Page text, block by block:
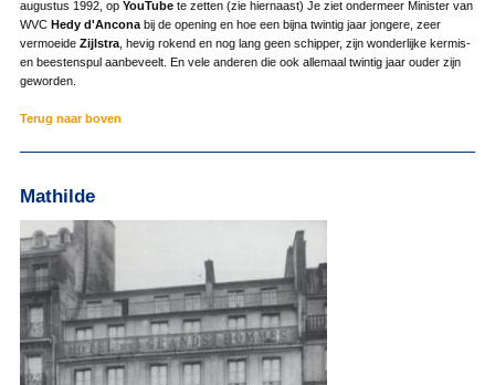
augustus 1992, op YouTubete zetten (zie hiernaast) Je ziet ondermeer Minister van
WVC Hedy d'Anconabij de opening en hoe een bijna twintig jaar jongere, zeer
vermoeide Zijlstra, hevig rokend en nog lang geen schipper, zijn wonderlijke kermis-
en beestenspul aanbeveelt. En vele anderen die ook allemaal twintig jaar ouder zijn
geworden.
Terug naar boven
Mathilde